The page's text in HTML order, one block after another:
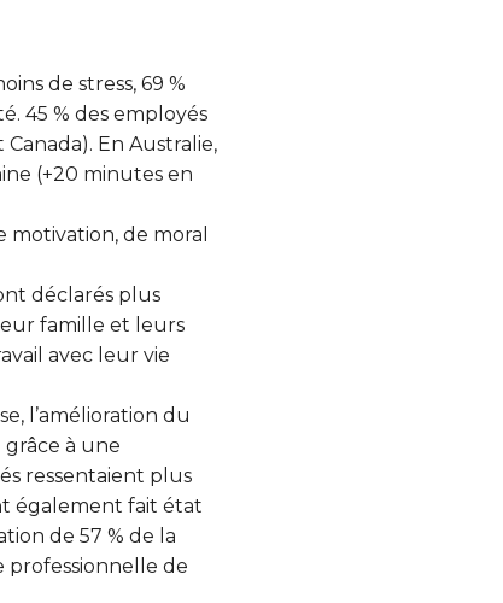
de stress, 69 %
45 % des employés
En Australie,
(+20 minutes en
motivation, de moral
déclarés plus
famille et leurs
avec leur vie
l’amélioration du
à une
ressentaient plus
également fait état
de 57 % de la
professionnelle de